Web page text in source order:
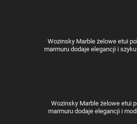
Wozinsky Marble żelowe etui
marmuru dodaje elegancji i
Wozinsky Marble żelowe etui
marmuru dodaje elegancji i